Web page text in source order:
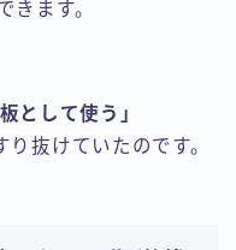
きます。
として使う」
抜けていたのです。